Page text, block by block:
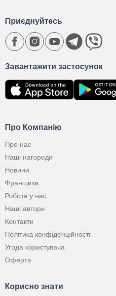
Про Компанію
Про нас
Наші нагороди
Новини
Франшиза
Робота у нас
Наші автори
Контакти
Політика конфіденційності
Угода користувача
Оферта
Корисно знати
Завантажити застосунок
Приєднуйтесь